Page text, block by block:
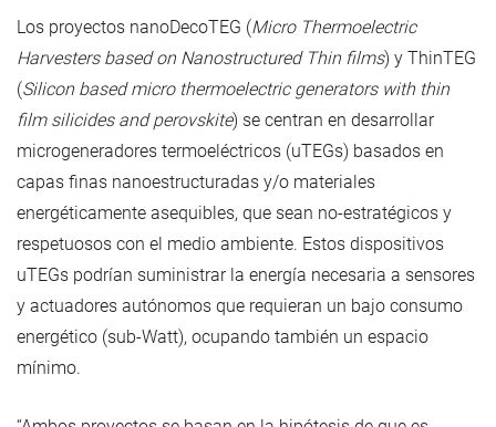
Los proyectos nanoDecoTEG (Micro Thermoelectric
Harvesters based on Nanostructured Thin films) y ThinTEG
(Silicon based micro thermoelectric generators with thin
film silicides and perovskite) se centran en desarrollar
microgeneradores termoeléctricos (uTEGs) basados en
capas finas nanoestructuradas y/o materiales
energéticamente asequibles, que sean no-estratégicos y
respetuosos con el medio ambiente. Estos dispositivos
uTEGs podrían suministrar la energía necesaria a sensores
y actuadores autónomos que requieran un bajo consumo
energético (sub-Watt), ocupando también un espacio
mínimo.